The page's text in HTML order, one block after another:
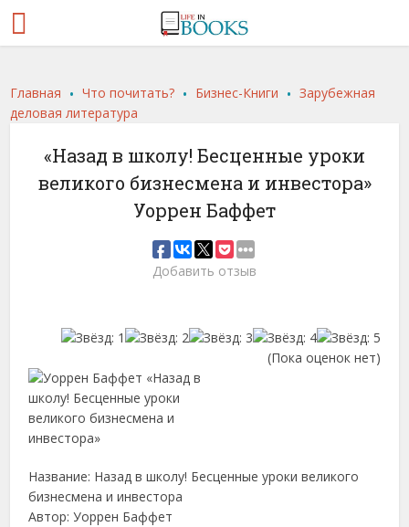
Главная .Что почитать? . Бизнес-Книги .Зарубежная
деловая литература
«Назад в школу! Бесценные уроки
великого бизнесмена и инвестора»
Уоррен Баффет
Добавить отзыв
(Пока оценок нет)
Название: Назад в школу! Бесценные уроки великого
бизнесмена и инвестора
Автор: Уоррен Баффет